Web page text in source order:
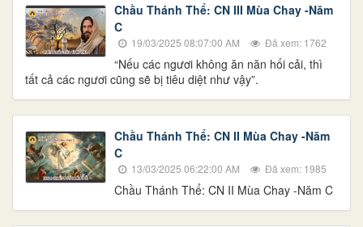
Chầu Thánh Thể: CN III Mùa Chay -Năm
C
19/03/2025 08:07:00 AM Đã xem: 1762
“Nếu các ngươi không ăn năn hối cải, thì
tất cả các ngươi cũng sẽ bị tiêu diệt như vậy”.
Chầu Thánh Thể: CN II Mùa Chay -Năm
C
13/03/2025 06:22:00 AM Đã xem: 1985
Chầu Thánh Thể: CN II Mùa Chay -Năm C